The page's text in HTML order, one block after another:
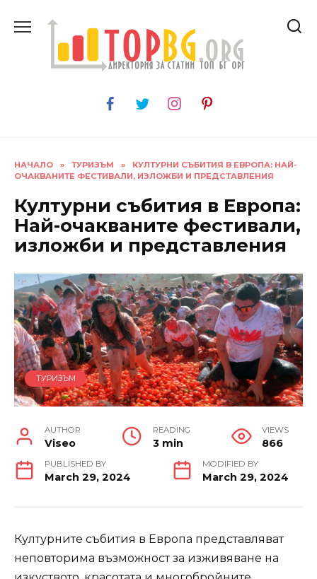
НАЧАЛО » ТУРИЗЪМ »
КУЛТУРНИ СЪБИТИЯ В ЕВРОПА: НАЙ-
ОЧАКВАНИТЕ ФЕСТИВАЛИ, ИЗЛОЖБИ И ПРЕДСТАВЛЕНИЯ
Културни събития в Европа:
Най-очакваните фестивали,
изложби и представления
ТУРИЗЪМ
AUTHOR
Viseo
READING
3 min
VIEWS
866
PUBLISHED BY
March 29, 2024
MODIFIED BY
March 29, 2024
Културните събития в Европа представляват
неповторима възможност за изживяване на